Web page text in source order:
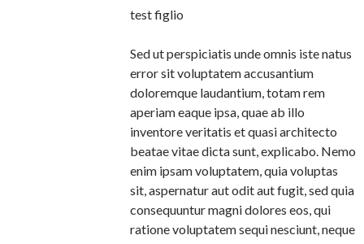
test figlio
Sed ut perspiciatis unde omnis iste natus
error sit voluptatem accusantium
doloremque laudantium, totam rem
aperiam eaque ipsa, quae ab illo
inventore veritatis et quasi architecto
beatae vitae dicta sunt, explicabo. Nemo
enim ipsam voluptatem, quia voluptas
sit, aspernatur aut odit aut fugit, sed quia
consequuntur magni dolores eos, qui
ratione voluptatem sequi nesciunt, neque